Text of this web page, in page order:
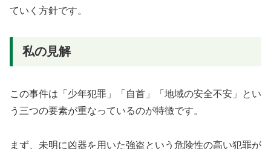
ていく方針です。
私の見解
この事件は「少年犯罪」「自首」「地域の安全不安」とい
う三つの要素が重なっているのが特徴です。
まず、未明に凶器を用いた強盗という危険性の高い犯罪が